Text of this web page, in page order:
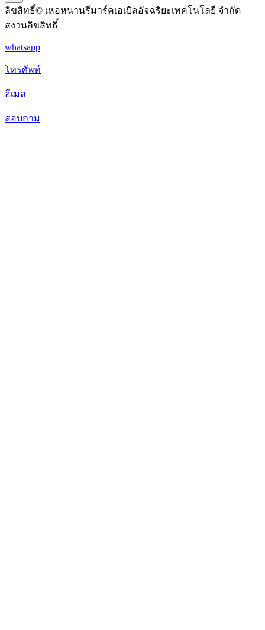
ลิขสิทธิ์© เหอหนานรีมาร์คเอเบิลอัจฉริยะเทคโนโลยี จำกัด
สงวนลิขสิทธิ์
whatsapp
โทรศัพท์
อีเมล
สอบถาม